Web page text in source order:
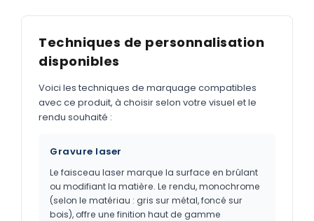
Techniques de personnalisation
disponibles
Voici les techniques de marquage compatibles
avec ce produit, à choisir selon votre visuel et le
rendu souhaité :
Gravure laser
Le faisceau laser marque la surface en brûlant
ou modifiant la matière. Le rendu, monochrome
(selon le matériau : gris sur métal, foncé sur
bois), offre une finition haut de gamme